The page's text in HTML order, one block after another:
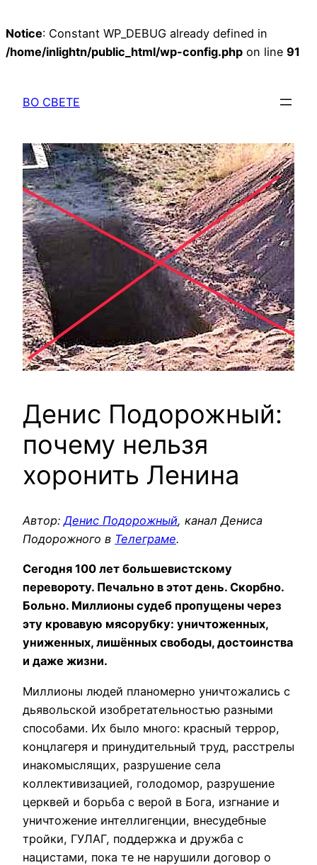
Notice: Constant WP_DEBUG already defined in
/home/inlightn/public_html/wp-config.php on line 91
содержимому
ВО СВЕТЕ
Денис Подорожный:
почему нельзя
хоронить Ленина
Автор: Денис Подорожный, канал Дениса
Подорожного в Телеграме.
Сегодня 100 лет большевистскому
перевороту. Печально в этот день. Скорбно.
Больно. Миллионы судеб пропущены через
эту кровавую мясорубку: уничтоженных,
униженных, лишённых свободы, достоинства
и даже жизни.
Миллионы людей планомерно уничтожались с
дьявольской изобретательностью разными
способами. Их было много: красный террор,
концлагеря и принудительный труд, расстрелы
инакомыслящих, разрушение села
коллективизацией, голодомор, разрушение
церквей и борьба с верой в Бога, изгнание и
уничтожение интеллигенции, внесудебные
тройки, ГУЛАГ, поддержка и дружба с
нацистами, пока те не нарушили договор о